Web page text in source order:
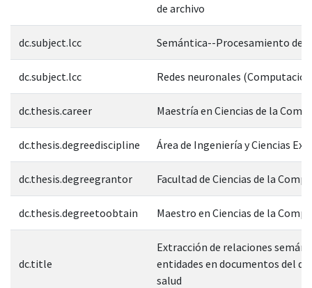
de archivo
dc.subject.lcc Semántica--Procesamiento de
dc.subject.lcc Redes neuronales
dc.thesis.career Maestría en Ciencias de la
dc.thesis.degreediscipline Área de Ingeniería y Ciencias
dc.thesis.degreegrantor Facultad de Ciencias de la
dc.thesis.degreetoobtain Maestro en Ciencias de la
dc.title
Extracción de relaciones
entidades en documentos del
salud